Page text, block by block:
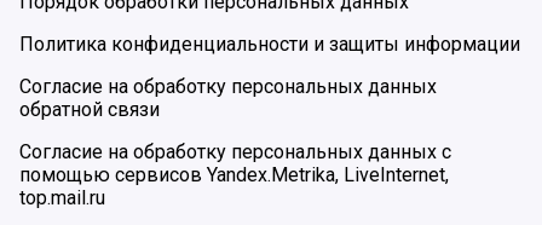
Политика конфиденциальности и защиты информации
Согласие на обработку персональных данных
обратной связи
Согласие на обработку персональных данных с
помощью сервисов Yandex.Metrika, LiveInternet,
top.mail.ru